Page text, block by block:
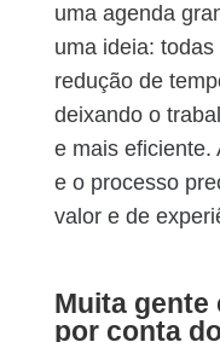
uma agenda
uma ideia:
redução de
deixando o
e mais eficiente.
e o processo
valor e de
Muita gente
por conta